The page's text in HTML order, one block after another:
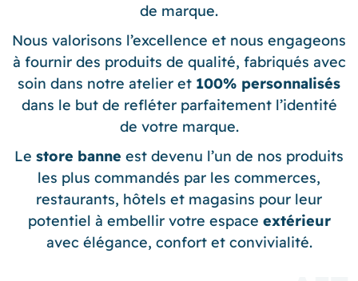
de marque.
Nous valorisons l’excellence et nous engageons
à fournir des produits de qualité, fabriqués avec
soin dans notre atelier et 100% personnalisés
dans le but de refléter parfaitement l’identité
de votre marque.
Le store banne est devenu l’un de nos produits
les plus commandés par les commerces,
restaurants, hôtels et magasins pour leur
potentiel à embellir votre espace extérieur
avec élégance, confort et convivialité.